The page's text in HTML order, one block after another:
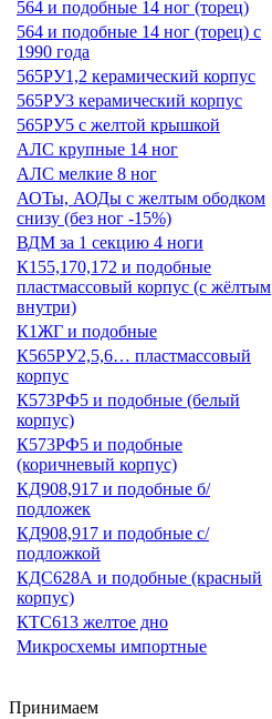
564 и подобные 14 ног (торец)
564 и подобные 14 ног (торец) с
1990 года
565РУ1,2 керамический корпус
565РУ3 керамический корпус
565РУ5 с желтой крышкой
АЛС крупные 14 ног
АЛС мелкие 8 ног
АОТы, АОДы с желтым ободком
снизу (без ног -15%)
ВДМ за 1 секцию 4 ноги
К155,170,172 и подобные
пластмассовый корпус (с жёлтым
внутри)
К1ЖГ и подобные
К565РУ2,5,6… пластмассовый
корпус
К573РФ5 и подобные (белый
корпус)
К573РФ5 и подобные
(коричневый корпус)
КД908,917 и подобные б/
подложек
КД908,917 и подобные с/
подложкой
КДС628А и подобные (красный
корпус)
КТС613 желтое дно
Микросхемы импортные
Принимаем